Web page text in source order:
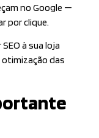
no Google —
por clique.
à sua loja
das